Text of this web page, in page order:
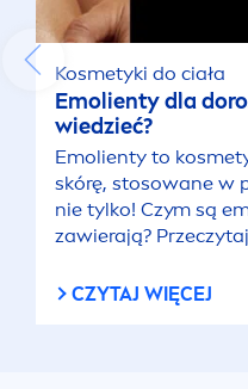
Kosmetyki do ciała
Emolienty dla
wiedzieć?
Emolienty to
skórę, stosowane w
nie tylko! Czym są
zawierają?
CZYTAJ WIĘCEJ